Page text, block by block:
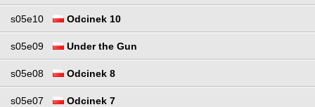
s05e10 Odcinek 10
s05e09 Under the Gun
s05e08 Odcinek 8
s05e07 Odcinek 7